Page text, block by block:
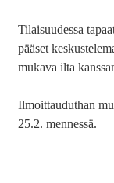
Tilaisuudessa
pääset
mukava ilta
Ilmoittauduthan
25.2. mennessä.